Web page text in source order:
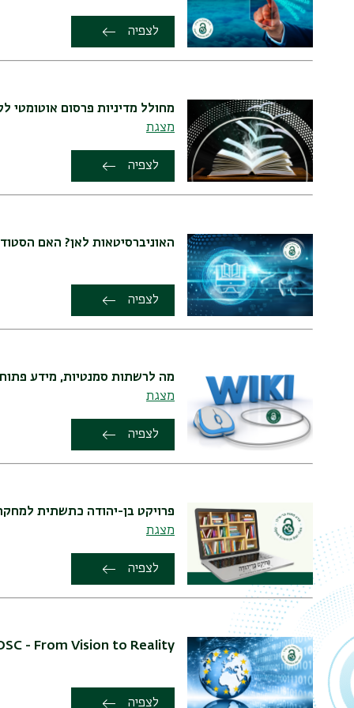
לצפיה
מחולל מדיניות פרסום אוטומטי
מצגת
לצפיה
האוניברסיטאות לאן? האם
לצפיה
מה לרשתות סמנטיות, מידע פתוח
מצגת
לצפיה
פרויקט בן-יהודה כתשתית
מצגת
לצפיה
- From Vision to Reality
לצפיה